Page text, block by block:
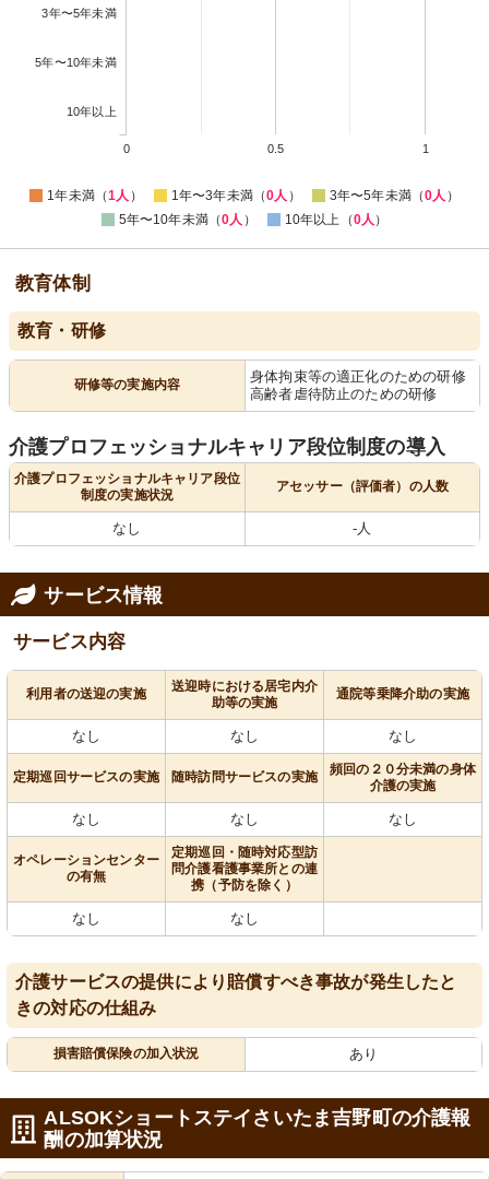
3年〜5年未満
5年〜10年未満
10年以上
0 0.5 1
1年未満（1人 ） 1年〜3年未満（0人 ） 3年〜5年未満（0人 ）
5年〜10年未満（0人 ） 10年以上（0人 ）
教育体制
教育・研修
研修等の実施内容
身体拘束等の適正化のための研修
高齢者虐待防止のための研修
介護プロフェッショナルキャリア段位制度の導入
介護プロフェッショナルキャリア段位
制度の実施状況
アセッサー（評価者）の人数
なし -人
サービス情報
サービス内容
利用者の送迎の実施
送迎時における居宅内介
助等の実施
通院等乗降介助の実施
なし なし なし
定期巡回サービスの実施 随時訪問サービスの実施
頻回の２０分未満の身体
介護の実施
なし なし なし
オペレーションセンター
の有無
定期巡回・随時対応型訪
問介護看護事業所との連
携（予防を除く）
なし なし
介護サービスの提供により賠償すべき事故が発生したと
きの対応の仕組み
損害賠償保険の加入状況 あり
ALSOKショートステイさいたま吉野町の介護報
酬の加算状況